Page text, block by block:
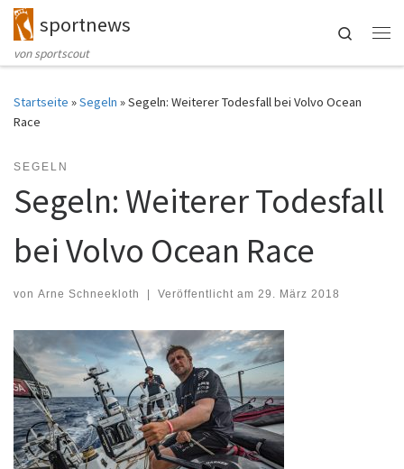
Zum Inhalt springen
sportnews
von sportscout
Search
Startseite »Segeln »Segeln: Weiterer Todesfall bei Volvo Ocean
Race
SEGELN
Segeln: Weiterer Todesfall
bei Volvo Ocean Race
von Arne Schneekloth | Veröffentlicht am 29. März 2018